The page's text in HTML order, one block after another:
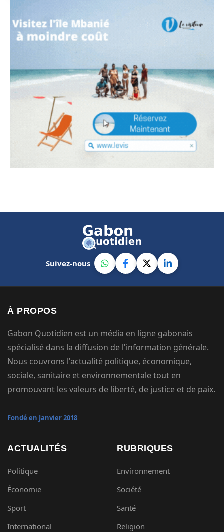
Suivez-nous
À PROPOS
Gabon Quotidien est un média en ligne gabonais
spécialisé dans la diffusion de l'information générale.
Nous couvrons l'actualité politique, économique,
sociale, sanitaire et environnementale tout en
promouvant les valeurs de liberté, de justice et de paix.
Fondé en Janvier 2018
ACTUALITÉS
Politique
Économie
Sport
International
RUBRIQUES
Environnement
Société
Santé
Religion